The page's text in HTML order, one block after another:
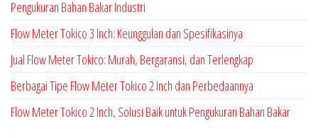
Pengukuran Bahan Bakar Industri
Flow Meter Tokico 3 Inch: Keunggulan dan Spesifikasinya
Jual Flow Meter Tokico: Murah, Bergaransi, dan Terlengkap
Berbagai Tipe Flow Meter Tokico 2 Inch dan Perbedaannya
Flow Meter Tokico 2 Inch, Solusi Baik untuk Pengukuran Bahan Bakar